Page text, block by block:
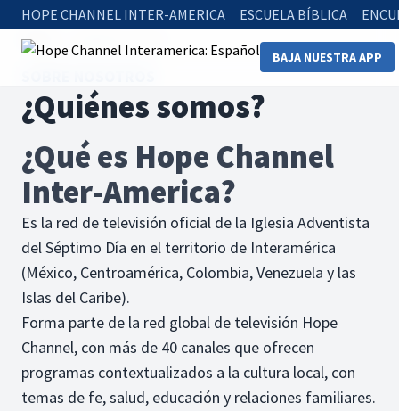
HOPE CHANNEL INTER-AMERICA ESCUELA BÍBLICA
BAJA NUESTRA APP
Home
¿Quiénes somos?
¿Qué es Hope Channel
Inter-America?
Es la red de televisión oficial de la Iglesia Adventista
del Séptimo Día en el territorio de Interamérica
(México, Centroamérica, Colombia, Venezuela y las
Islas del Caribe).
Forma parte de la red global de televisión Hope
Channel, con más de 40 canales que ofrecen
programas contextualizados a la cultura local, con
temas de fe, salud, educación y relaciones familiares.